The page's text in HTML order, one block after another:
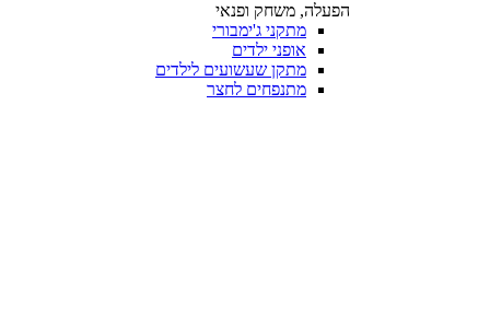
הפעלה, משחק ופנאי
מתקני ג'ימבורי
אופני ילדים
מתקן שעשועים לילדים
מתנפחים לחצר